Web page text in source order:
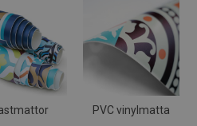
PVC vinylmatta